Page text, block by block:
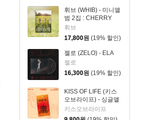
휘브 (WHIB) - 미니앨
범 2집 : CHERRY
PIE [DAYLIGHT ver.]
휘브
17,800원 (19% 할인)
젤로 (ZELO) - ELA
젤로
16,300원 (19% 할인)
KISS OF LIFE (키스
오브라이프) - 싱글앨
범 3집 : SWEAT
[POCAALBUM Ver.]
키스오브라이프